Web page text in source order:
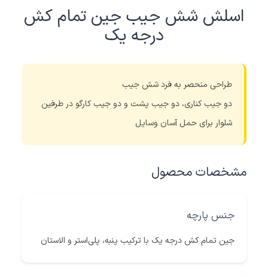
اسلش شش جیب جین تمام کش
درجه یک
طراحی منحصر به فرد شش جیب
دو جیب کناری، دو جیب پشت و دو جیب کارگو در طرفین
شلوار برای حمل آسان وسایل
مشخصات محصول
جنس پارچه
جین تمام کش درجه یک با ترکیب پنبه، پلی‌استر و الاستان